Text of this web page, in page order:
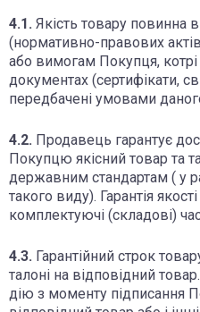
4.1. Якість товару повинна
(нормативно-правових
або вимогам Покупця, котрі
документах (сертифікати,
передбачені умовами
4.2. Продавець гарантує
Покупцю якісний товар та
державним стандартам ( у
такого виду). Гарантія
комплектуючі (складові)
4.3. Гарантійний строк
талоні на відповідний
дію з моменту підписання